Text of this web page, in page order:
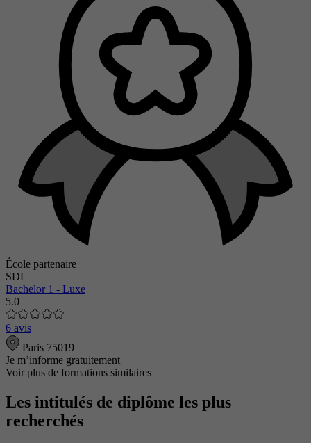
École partenaire
SDL
Bachelor 1 - Luxe
5.0
6 avis
Paris 75019
Je m’informe gratuitement
Voir plus de formations similaires
Les intitulés de diplôme les plus
recherchés